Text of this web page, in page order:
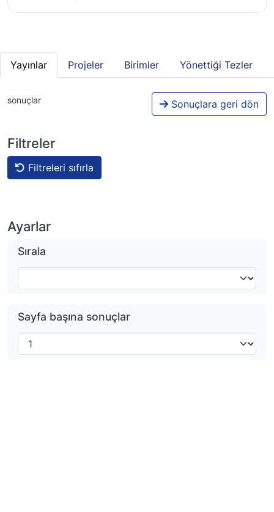
Yayınlar Projeler Birimler Yönettiği Tezler
sonuçlar Sonuçlara geri dön
Filtreler
Filtreleri sıfırla
Ayarlar
Sırala
Sayfa başına sonuçlar